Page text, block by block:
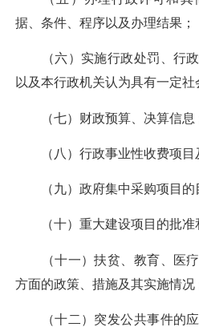
据、条件、程序以及办理结果；
（六）实施行政处罚、行政
以及本行政机关认为具有一定社
（七）财政预算、决算信息
（八）行政事业性收费项目
（九）政府集中采购项目的
（十）重大建设项目的批准
（十一）扶贫、教育、医疗
方面的政策、措施及其实施情况
（十二）突发公共事件的应